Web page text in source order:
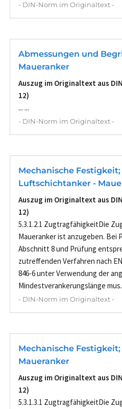
- DIN-Norm im Originaltext -
Abmessungen und
Maueranker
Auszug im Originaltext aus
12)
... ...
- DIN-Norm im Originaltext -
Mechanische Festigkeit;
Luftschichtanker -
Auszug im Originaltext aus
12)
5.3.1.2.1 ZugtragfähigkeitDie
Maueranker ist anzugeben. Bei
Abschnitt 8 und Prüfung
zutreffenden Verfahren nach EN
846-6 unter Verwendung der
Mindestverankerungslänge
- DIN-Norm im Originaltext -
Mechanische
Maueranker
Auszug im Originaltext aus
12)
5.3.1.3.1 ZugtragfähigkeitDie